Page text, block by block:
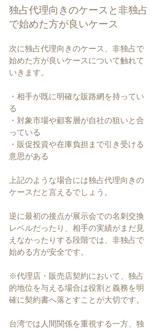
独占代理向きのケースと非独占
で始めた方が良いケース
次に独占代理向きのケース、非独占で
始めた方が良いケースについて触れて
いきます。
・相手が既に明確な販路網を持ってい
る
・対象市場や顧客層が自社の狙いと合
っている
・販促投資や在庫負担まで引き受ける
意思がある
上記のような場合には独占代理向きの
ケースだと言えるでしょう。
逆に最初の接点が展示会での名刺交換
レベルだったり、相手の実績がまだ見
えなかったりする段階では、非独占で
始める方が安全です。
※代理店・販売店契約において、独占
的地位を与える場合は役割と義務を明
確に契約書へ落とすことが大切です。
台湾では人間関係を重視する一方、独